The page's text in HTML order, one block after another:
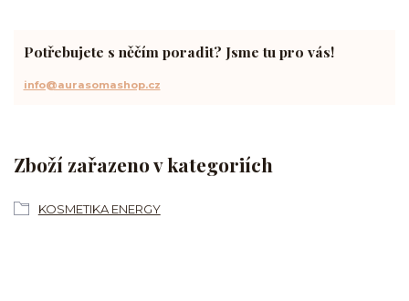
Zboží zařazeno v kategoriích
KOSMETIKA ENERGY
Potřebujete s něčím poradit? Jsme tu pro vás!
info@aurasomashop.cz